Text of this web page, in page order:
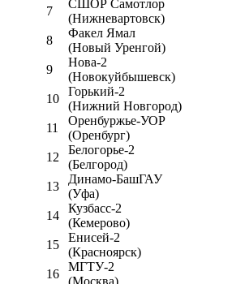
7
СШОР Самотлор
(Нижневартовск)
8
Факел Ямал
(Новый Уренгой)
9
Нова-2
(Новокуйбышевск)
10
Горький-2
(Нижний Новгород)
11
Оренбуржье-УОР
(Оренбург)
12
Белогорье-2
(Белгород)
13
Динамо-БашГАУ
(Уфа)
14
Кузбасс-2
(Кемерово)
15
Енисей-2
(Красноярск)
16
МГТУ-2
(Москва)